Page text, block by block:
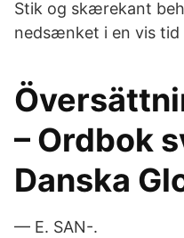
Stik og skærekant
nedsænket i en vis tid
– Ordbok
Danska
— E. SAN-.